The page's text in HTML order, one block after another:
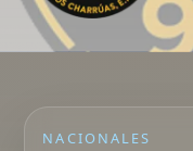
NACIONALES